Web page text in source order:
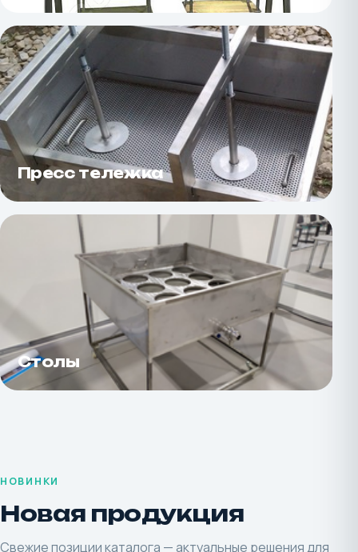
Пресс тележка
Столы
НОВИНКИ
Новая продукция
Свежие позиции каталога — актуальные решения для